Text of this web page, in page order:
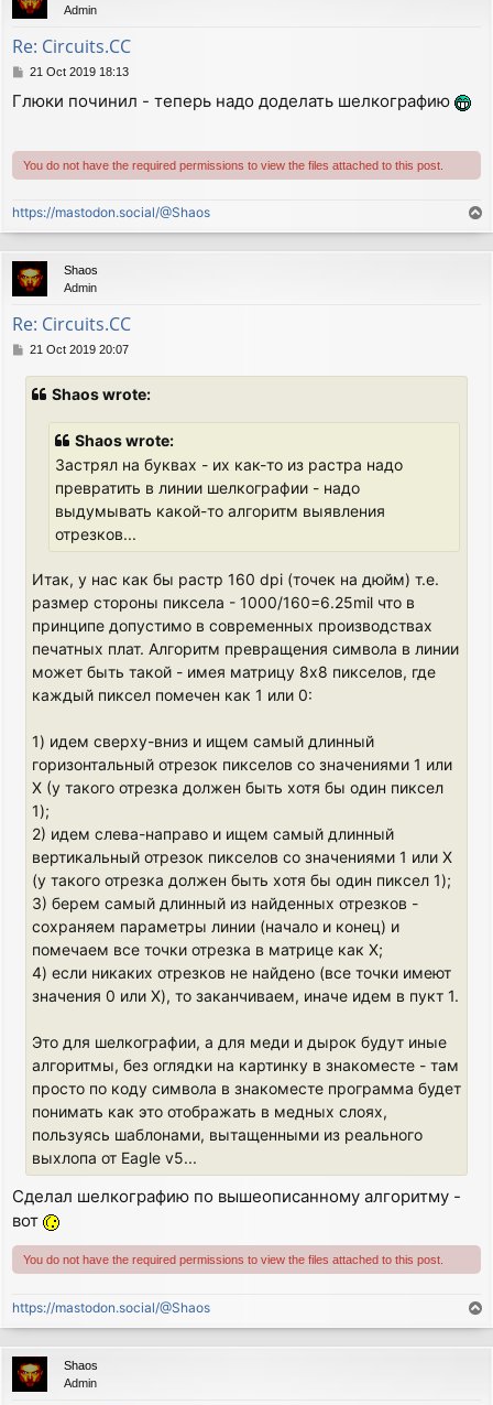
Admin
Re: Circuits.CC
P
s
21 Oct 2019 18:13
Глюки починил - теперь надо доделать шелкографию
You do not have the required permissions to view the files attached to this post.
https://mastodon.social/@Shaos
o
p
Shaos
Admin
Re: Circuits.CC
P21 Oct 2019 20:07
Shaos wrote:
Shaos wrote:
Застрял на буквах - их как-то из растра надо
превратить в линии шелкографии - надо
выдумывать какой-то алгоритм выявления
отрезков...
Итак, у нас как бы растр 160 dpi (точек на дюйм) т.е.
размер стороны пиксела - 1000/160=6.25mil что в
принципе допустимо в современных производствах
печатных плат. Алгоритм превращения символа в линии
может быть такой - имея матрицу 8x8 пикселов, где
каждый пиксел помечен как 1 или 0:
1) идем сверху-вниз и ищем самый длинный
горизонтальный отрезок пикселов со значениями 1 или
X (у такого отрезка должен быть хотя бы один пиксел
1);
2) идем слева-направо и ищем самый длинный
вертикальный отрезок пикселов со значениями 1 или X
(у такого отрезка должен быть хотя бы один пиксел 1);
3) берем самый длинный из найденных отрезков -
сохраняем параметры линии (начало и конец) и
помечаем все точки отрезка в матрице как X;
4) если никаких отрезков не найдено (все точки имеют
значения 0 или X), то заканчиваем, иначе идем в пукт 1.
Это для шелкографии, а для меди и дырок будут иные
алгоритмы, без оглядки на картинку в знакоместе - там
просто по коду символа в знакоместе программа будет
понимать как это отображать в медных слоях,
пользуясь шаблонами, вытащенными из реального
выхлопа от Eagle v5...
Сделал шелкографию по вышеописанному алгоритму -
вот
You do not have the required permissions to view the files attached to this post.
https://mastodon.social/@Shaos
o
p
Shaos
Admin